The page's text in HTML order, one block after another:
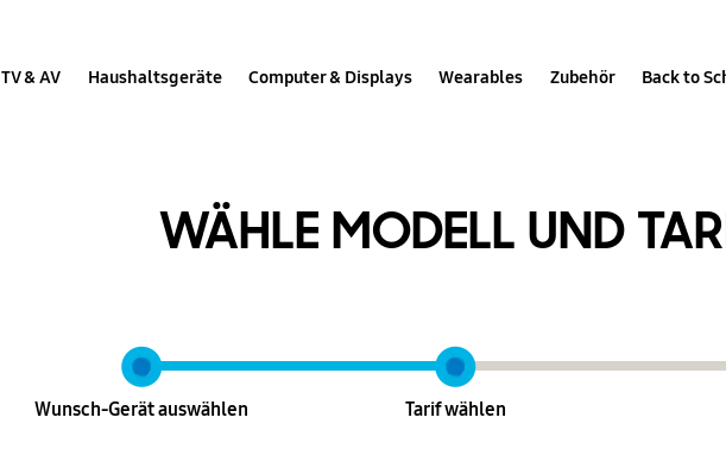
TV & AV Haushaltsgeräte Computer & Displays Wearables Zubehör Back to
WÄHLE MODELL UND
Wunsch-Gerätauswählen Tarifwählen